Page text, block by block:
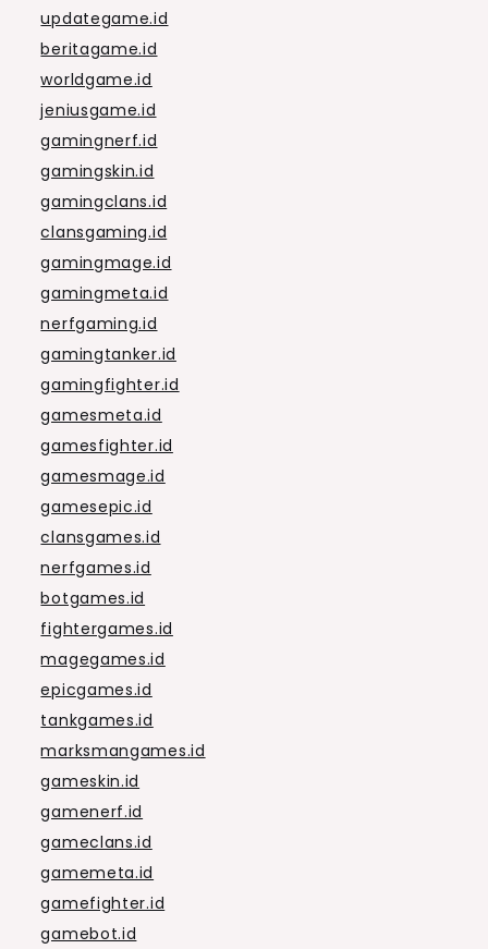
updategame.id
beritagame.id
worldgame.id
jeniusgame.id
gamingnerf.id
gamingskin.id
gamingclans.id
clansgaming.id
gamingmage.id
gamingmeta.id
nerfgaming.id
gamingtanker.id
gamingfighter.id
gamesmeta.id
gamesfighter.id
gamesmage.id
gamesepic.id
clansgames.id
nerfgames.id
botgames.id
fightergames.id
magegames.id
epicgames.id
tankgames.id
marksmangames.id
gameskin.id
gamenerf.id
gameclans.id
gamemeta.id
gamefighter.id
gamebot.id